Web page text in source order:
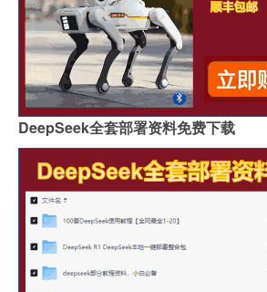
DeepSeek全套部署资料免费下载